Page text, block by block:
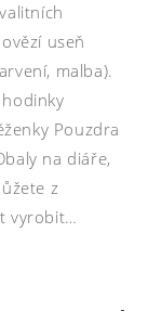
useň
malba).
Pouzdra
na diáře,
z
vyrobit…